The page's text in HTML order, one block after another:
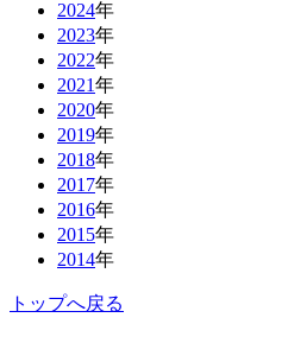
2024年
2023年
2022年
2021年
2020年
2019年
2018年
2017年
2016年
2015年
2014年
トップへ戻る